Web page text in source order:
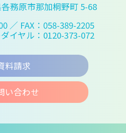
務原市那加桐野町 5-68
／ FAX：058-389-2205
イヤル：0120-373-072
料請求
い合わせ